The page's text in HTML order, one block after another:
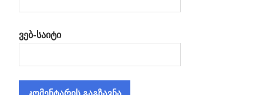
ვებ-საიტი